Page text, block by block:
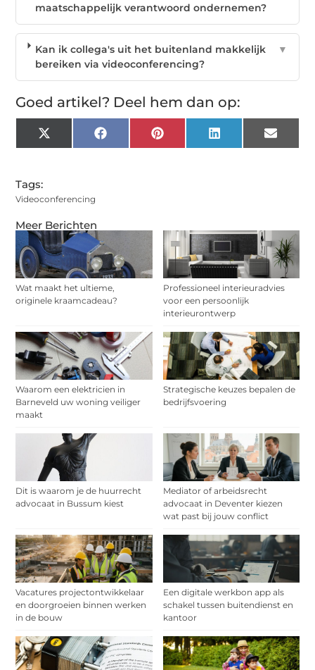
Meer Berichten
Wat maakt het ultieme,
originele kraamcadeau?
Professioneel interieuradvies
voor een persoonlijk
interieurontwerp
Waarom een elektricien in
Barneveld uw woning veiliger
maakt
Strategische keuzes bepalen de
bedrijfsvoering
Dit is waarom je de huurrecht
advocaat in Bussum kiest
Mediator of arbeidsrecht
advocaat in Deventer kiezen
wat past bij jouw conflict
Vacatures projectontwikkelaar
en doorgroeien binnen werken
in de bouw
Een digitale werkbon app als
schakel tussen buitendienst en
kantoor
maatschappelijk verantwoord ondernemen?
Kan ik collega's uit het buitenland makkelijk
bereiken via videoconferencing?
▼
Goed artikel? Deel hem dan op:
X
(Twitter)
Facebook Pinterest LinkedIn Email
Tags:
Videoconferencing